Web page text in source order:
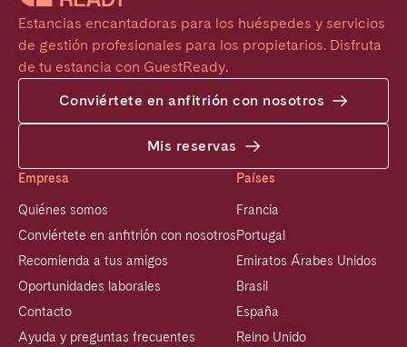
Estancias encantadoras para los huéspedes y servicios
de gestión profesionales para los propietarios. Disfruta
de tu estancia con GuestReady.
Conviértete en anfitrión con nosotros
Mis reservas
Empresa
Quiénes somos
Conviértete en anfitrión con nosotros
Recomienda a tus amigos
Oportunidades laborales
Contacto
Ayuda y preguntas frecuentes
Países
Francia
Portugal
Emiratos Árabes Unidos
Brasil
España
Reino Unido